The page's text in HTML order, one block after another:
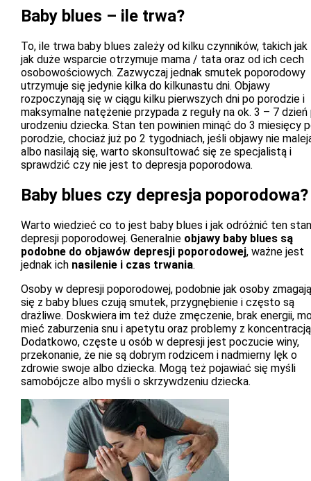
Baby blues – ile trwa?
To, ile trwa baby blues zależy od kilku czynników, takich jak
jak duże wsparcie otrzymuje mama / tata oraz od ich cech
osobowościowych. Zazwyczaj jednak smutek poporodowy
utrzymuje się jedynie kilka do kilkunastu dni. Objawy
rozpoczynają się w ciągu kilku pierwszych dni po porodzie i
maksymalne natężenie przypada z reguły na ok. 3 – 7 dzień
urodzeniu dziecka. Stan ten powinien minąć do 3 miesięcy
porodzie, chociaż już po 2 tygodniach, jeśli objawy nie
albo nasilają się, warto skonsultować się ze specjalistą i
sprawdzić czy nie jest to depresja poporodowa.
Baby blues czy depresja poporodowa?
Warto wiedzieć co to jest baby blues i jak odróżnić ten
depresji poporodowej. Generalnie objawy baby blues są
podobne do objawów depresji poporodowej, ważne jest
jednak ich nasilenie i czas trwania.
Osoby w depresji poporodowej, podobnie jak osoby
się z baby blues czują smutek, przygnębienie i często są
drażliwe. Doskwiera im też duże zmęczenie, brak energii,
mieć zaburzenia snu i apetytu oraz problemy z
Dodatkowo, częste u osób w depresji jest poczucie winy,
przekonanie, że nie są dobrym rodzicem i nadmierny lęk o
zdrowie swoje albo dziecka. Mogą też pojawiać się myśli
samobójcze albo myśli o skrzywdzeniu dziecka.